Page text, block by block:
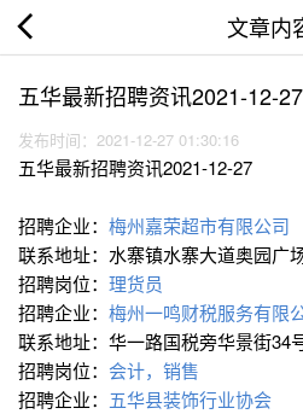
文章内
五华最新招聘资讯2021-12-27
发布时间：2021-12-27 01:30:16
五华最新招聘资讯2021-12-27
招聘企业： 梅州嘉荣超市有限公司
联系地址：水寨镇水寨大道奥园广
招聘岗位： 理货员
招聘企业： 梅州一鸣财税服务有限
联系地址：华一路国税旁华景街34
招聘岗位： 会计，销售
招聘企业： 五华县装饰行业协会